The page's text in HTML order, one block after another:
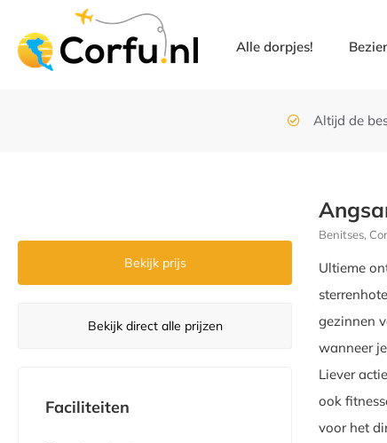
Alle dorpjes!
Altijd de
Bekijk prijs
Bekijk direct alle prijzen
Faciliteiten
Benitses,
Ultieme
gezinnen
wanneer
Liever
ook
voor het